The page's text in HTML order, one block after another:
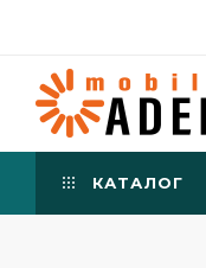
КАТАЛОГ